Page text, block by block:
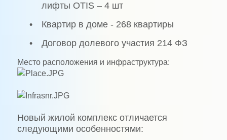
лифты OTIS – 4 шт
•
Квартир в доме - 268 квартиры
•
Договор долевого участия 214 ФЗ
Место расположения и инфраструктура:
Новый жилой комплекс отличается
следующими особенностями: